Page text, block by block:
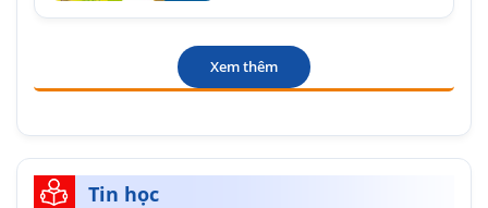
Xem thêm
Tin học